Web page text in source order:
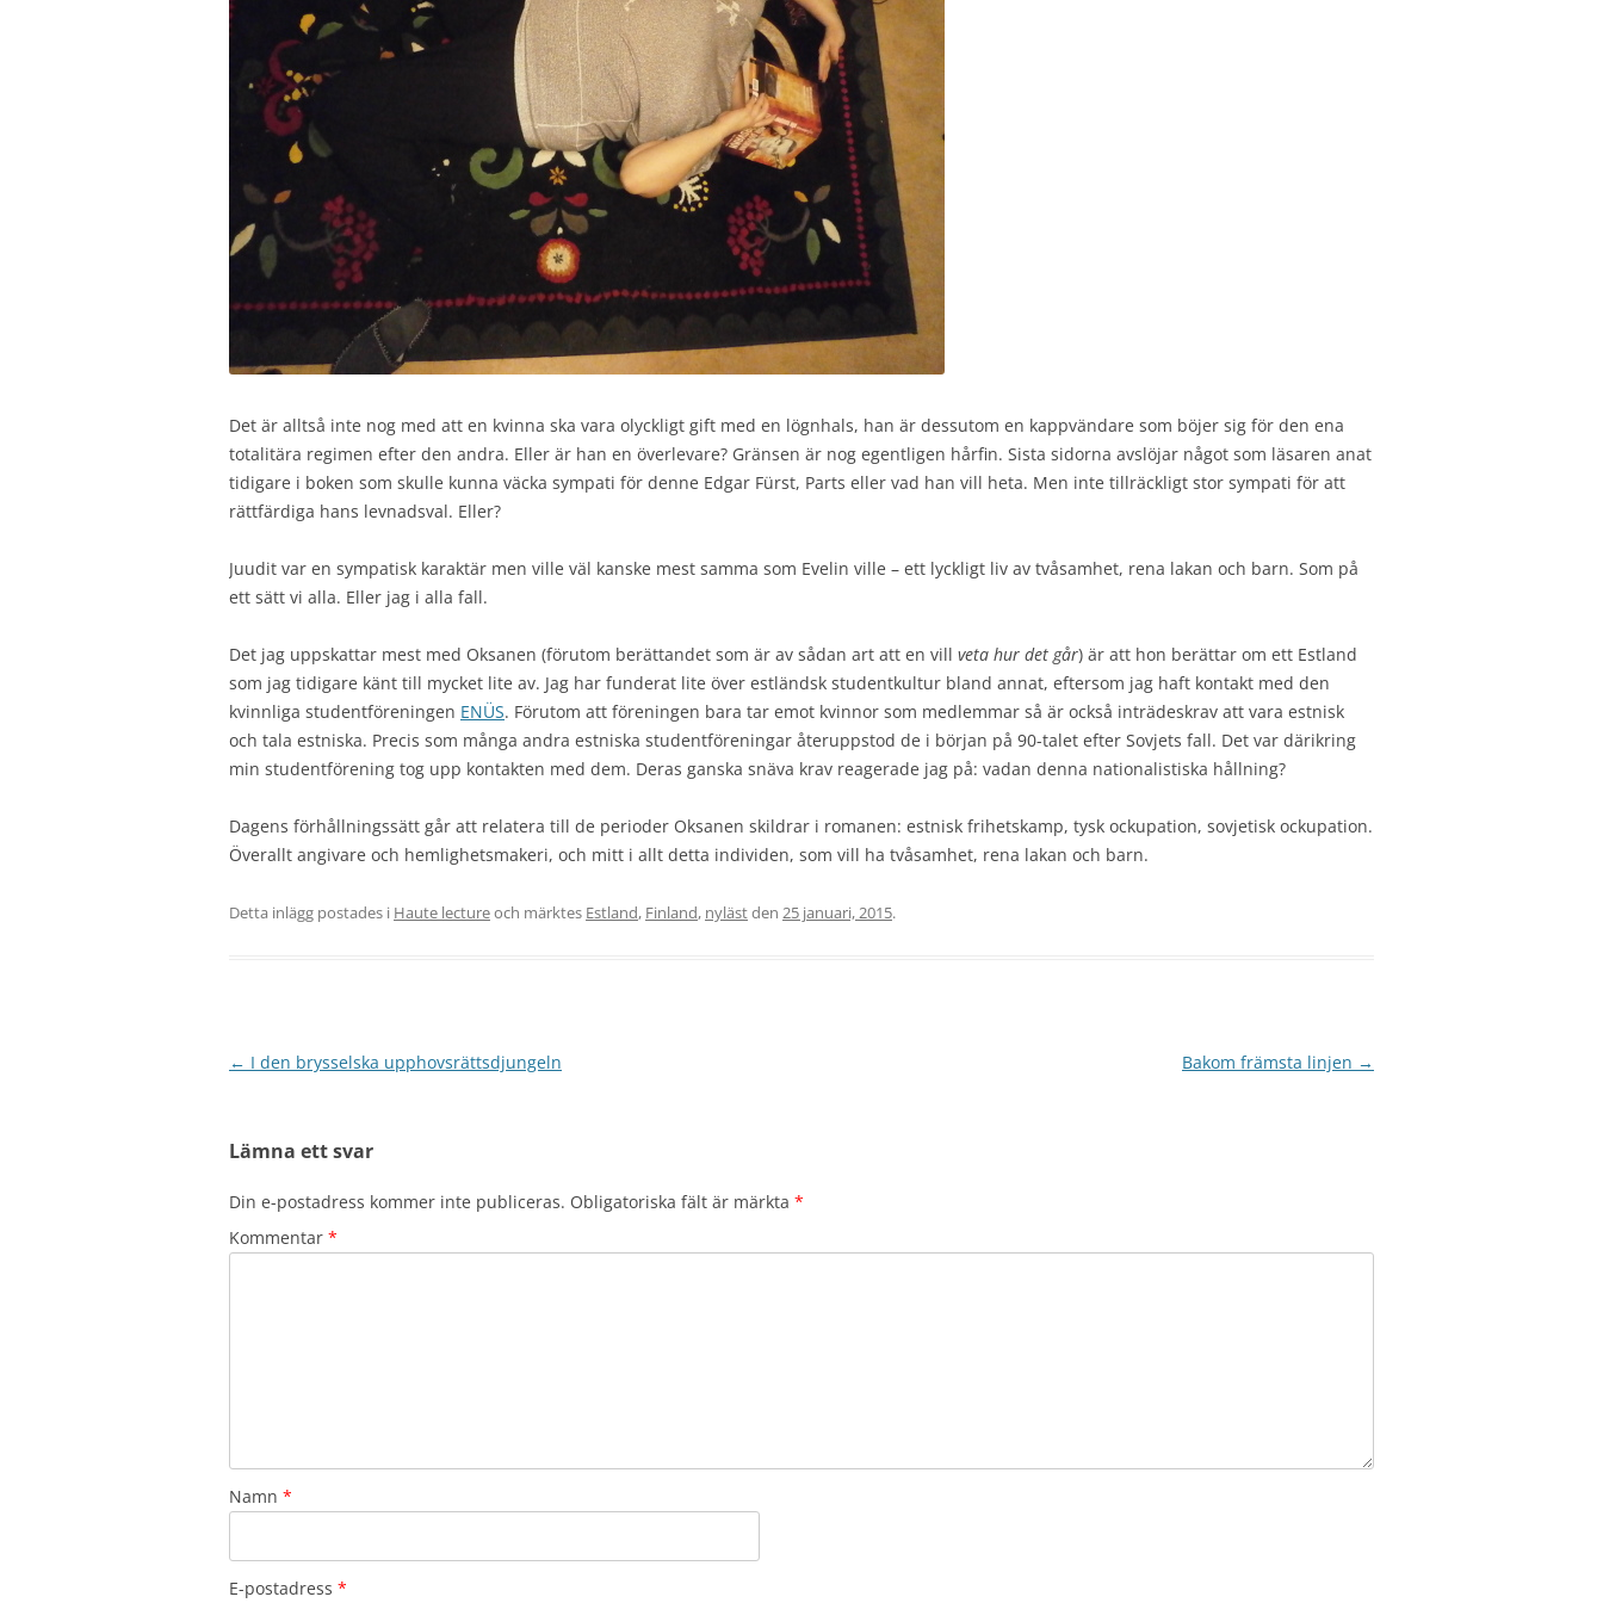
Det är alltså inte nog med att en kvinna ska vara olyckligt gift med en lögnhals, han är dessutom en kappvändare som böjer sig för den ena
totalitära regimen efter den andra. Eller är han en överlevare? Gränsen är nog egentligen hårfin. Sista sidorna avslöjar något som läsaren anat
tidigare i boken som skulle kunna väcka sympati för denne Edgar Fürst, Parts eller vad han vill heta. Men inte tillräckligt stor sympati för att
rättfärdiga hans levnadsval. Eller?
Juudit var en sympatisk karaktär men ville väl kanske mest samma som Evelin ville – ett lyckligt liv av tvåsamhet, rena lakan och barn. Som på
ett sätt vi alla. Eller jag i alla fall.
Det jag uppskattar mest med Oksanen (förutom berättandet som är av sådan art att en vill veta hur det går) är att hon berättar om ett Estland
som jag tidigare känt till mycket lite av. Jag har funderat lite över estländsk studentkultur bland annat, eftersom jag haft kontakt med den
kvinnliga studentföreningen ENÜS. Förutom att föreningen bara tar emot kvinnor som medlemmar så är också inträdeskrav att vara estnisk
och tala estniska. Precis som många andra estniska studentföreningar återuppstod de i början på 90-talet efter Sovjets fall. Det var därikring
min studentförening tog upp kontakten med dem. Deras ganska snäva krav reagerade jag på: vadan denna nationalistiska hållning?
Dagens förhållningssätt går att relatera till de perioder Oksanen skildrar i romanen: estnisk frihetskamp, tysk ockupation, sovjetisk ockupation.
Överallt angivare och hemlighetsmakeri, och mitt i allt detta individen, som vill ha tvåsamhet, rena lakan och barn.
Detta inlägg postades i Haute lectureoch märktes Estland, Finland, nylästden 25 januari, 2015.
Inläggsnavigering
← I den brysselska upphovsrättsdjungeln Bakom främsta linjen →
Lämna ett svar
Din e-postadress kommer inte publiceras. Obligatoriska fält är märkta *
Kommentar *
Namn *
E-postadress *